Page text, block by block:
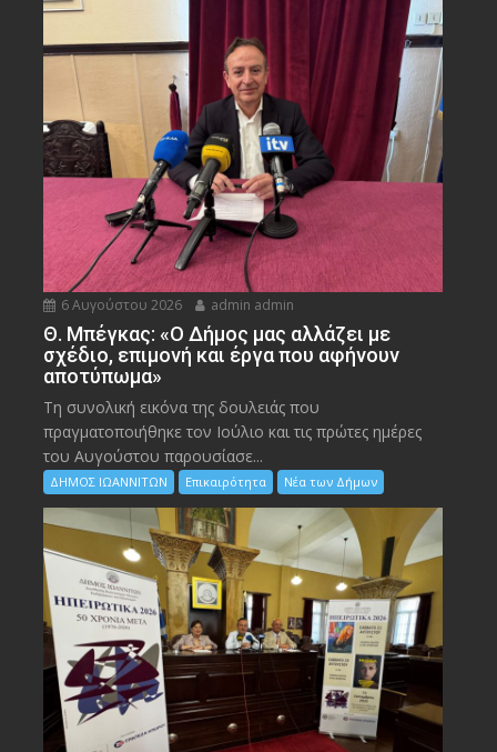
6 Αυγούστου 2026 admin admin
Θ. Μπέγκας: «Ο Δήμος μας αλλάζει με
σχέδιο, επιμονή και έργα που αφήνουν
αποτύπωμα»
Τη συνολική εικόνα της δουλειάς που
πραγματοποιήθηκε τον Ιούλιο και τις πρώτες ημέρες
του Αυγούστου παρουσίασε...
ΔΗΜΟΣ ΙΩΑΝΝΙΤΩΝ Επικαιρότητα Νέα των Δήμων